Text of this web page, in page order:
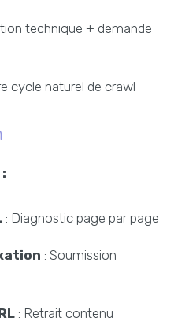
technique + demande
cycle naturel de crawl
: Diagnostic page par page
: Soumission
: Retrait contenu